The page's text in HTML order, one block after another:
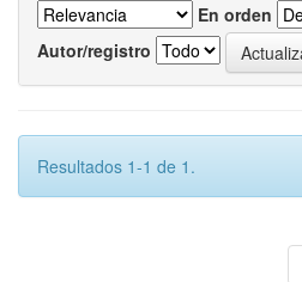
En orden
Autor/registro
Resultados 1-1 de 1.